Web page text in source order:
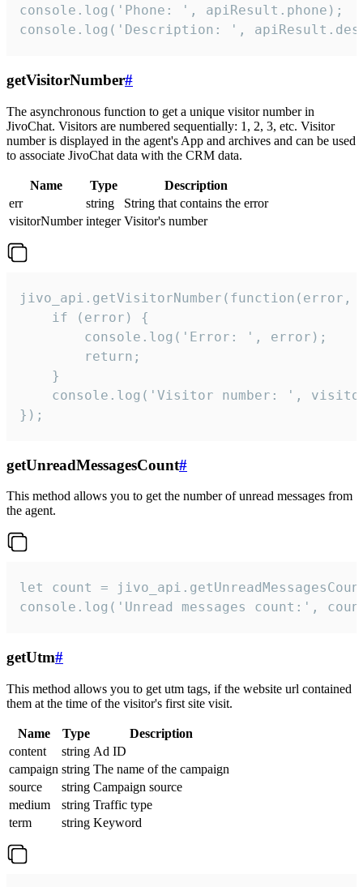
console.log('Phone: ', apiResult.phone);
console.log('Description: ',
getVisitorNumber#
The asynchronous function to get a unique visitor number in
JivoChat. Visitors are numbered sequentially: 1, 2, 3, etc. Visitor
number is displayed in the agent's App and archives and can be used
to associate JivoChat data with the CRM data.
Name Type
Description
err
string
String that contains the error
visitorNumber integer Visitor's number
jivo_api.getVisitorNumber(function(error,
    if (error) {
        console.log('Error: ', error);
        return;
    }
console.log('Visitor number: ',
});
getUnreadMessagesCount#
This method allows you to get the number of unread messages from
the agent.
let count =
console.log('Unread messages count:',
getUtm#
This method allows you to get utm tags, if the website url contained
them at the time of the visitor's first site visit.
Name Type
Description
content
string Ad ID
campaign string The name of the campaign
source
string Campaign source
medium
string Traffic type
term
string Keyword